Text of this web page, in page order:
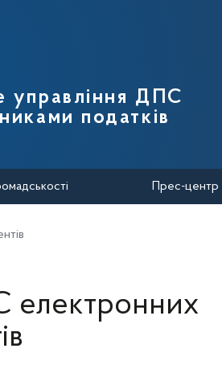
України
управління ДПС
податків
Прес-центр